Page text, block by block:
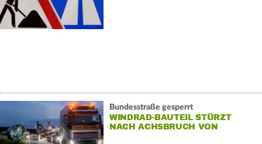
Bundesstraße gesperrt
WINDRAD-BAUTEIL STÜRZT
NACH ACHSBRUCH VON